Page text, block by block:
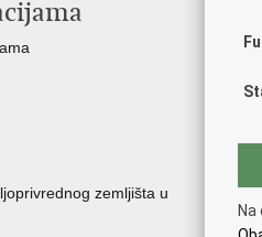
zemljišta u